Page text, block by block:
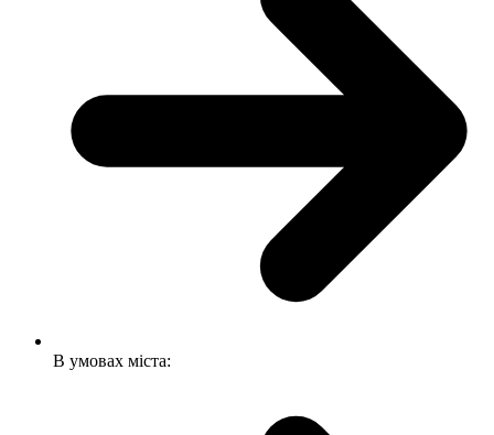
В умовах міста: